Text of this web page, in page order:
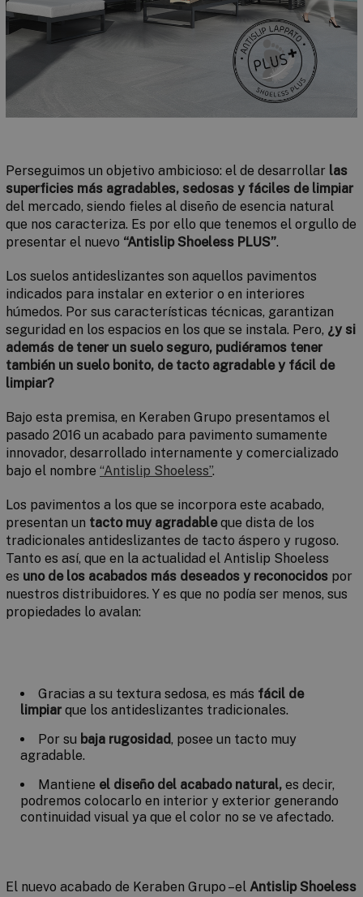
Perseguimos un objetivo ambicioso: el de desarrollar las
superficies más agradables, sedosas y fáciles de limpiar
del mercado, siendo fieles al diseño de esencia natural
que nos caracteriza. Es por ello que tenemos el orgullo de
presentar el nuevo “Antislip Shoeless PLUS”.
Los suelos antideslizantes son aquellos pavimentos
indicados para instalar en exterior o en interiores
húmedos. Por sus características técnicas, garantizan
seguridad en los espacios en los que se instala. Pero, ¿y si
además de tener un suelo seguro, pudiéramos tener
también un suelo bonito, de tacto agradable y fácil de
limpiar?
Bajo esta premisa, en Keraben Grupo presentamos el
pasado 2016 un acabado para pavimento sumamente
innovador, desarrollado internamente y comercializado
bajo el nombre “Antislip Shoeless”.
Los pavimentos a los que se incorpora este acabado,
presentan un tacto muy agradableque dista de los
tradicionales antideslizantes de tacto áspero y rugoso.
Tanto es así, que en la actualidad el Antislip Shoeless
es uno de los acabados más deseados y reconocidos por
nuestros distribuidores. Y es que no podía ser menos, sus
propiedades lo avalan:
Gracias a su textura sedosa, es más fácil de
limpiar que los antideslizantes tradicionales.
Por su baja rugosidad, posee un tacto muy
agradable.
Mantiene el diseño del acabado natural, es decir,
podremos colocarlo en interior y exterior generando
continuidad visual ya que el color no se ve afectado.
El nuevo acabado de Keraben Grupo –el Antislip Shoeless